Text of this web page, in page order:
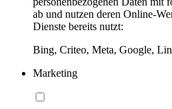
ab und nutzen deren Online-
Dienste bereits nutzt:
Bing, Criteo, Meta, Google,
Marketing